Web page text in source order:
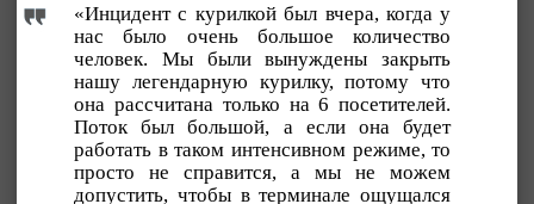
«Инцидент с курилкой был вчера, когда у
нас было очень большое количество
человек. Мы были вынуждены закрыть
нашу легендарную курилку, потому что
она рассчитана только на 6 посетителей.
Поток был большой, а если она будет
работать в таком интенсивном режиме, то
просто не справится, а мы не можем
допустить, чтобы в терминале ощущался